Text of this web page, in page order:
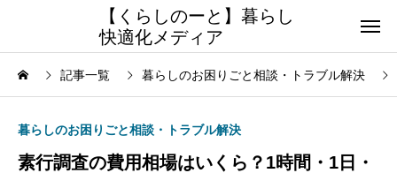
【くらしのーと】暮らし
快適化メディア
記事一覧 暮らしのお困りごと相談・トラブル解決
暮らしのお困りごと相談・トラブル解決
素行調査の費用相場はいくら？1時間・1日・